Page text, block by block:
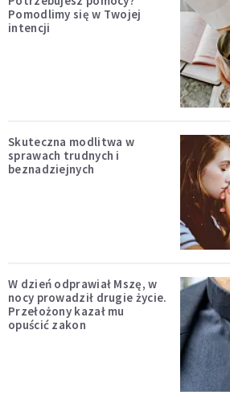
Pomodlimy się w Twojej
intencji
Skuteczna modlitwa w
sprawach trudnych i
beznadziejnych
W dzień odprawiał Mszę, w
nocy prowadził drugie życie.
Przełożony kazał mu
opuścić zakon